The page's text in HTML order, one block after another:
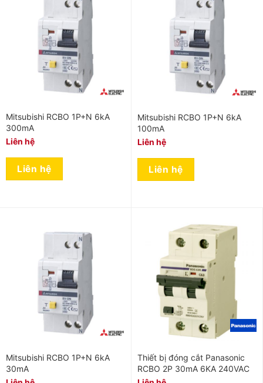
Mitsubishi RCBO 1P+N 6kA
300mA
Liên hệ
Liên hệ
Mitsubishi RCBO 1P+N 6kA
100mA
Liên hệ
Liên hệ
Mitsubishi RCBO 1P+N 6kA
30mA
Thiết bị đóng cắt Panasonic
RCBO 2P 30mA 6KA 240VAC